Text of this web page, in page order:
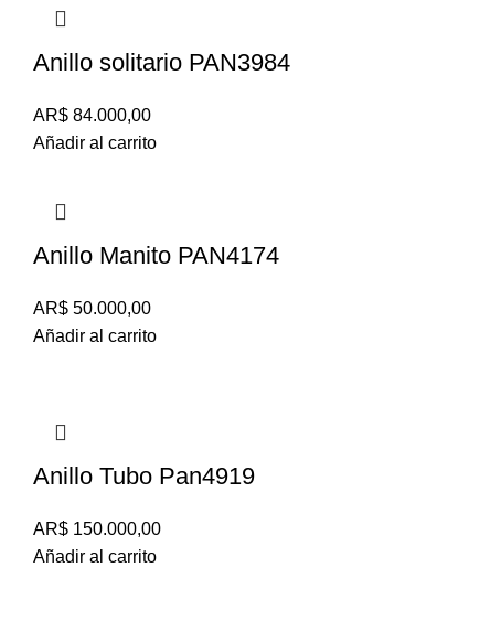
Anillo solitario PAN3984
AR$ 84.000,00
Añadir al carrito
Anillo Manito PAN4174
AR$ 50.000,00
Añadir al carrito
Anillo Tubo Pan4919
AR$ 150.000,00
Añadir al carrito